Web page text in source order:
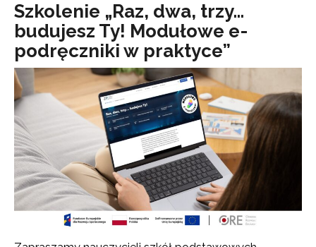
Szkolenie „Raz, dwa, trzy…
budujesz Ty! Modułowe e-
podręczniki w praktyce”